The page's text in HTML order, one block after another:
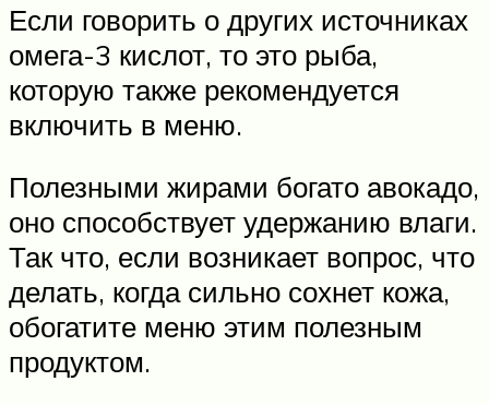
Если говорить о других источниках
омега-3 кислот, то это рыба,
которую также рекомендуется
включить в меню.
Полезными жирами богато авокадо,
оно способствует удержанию влаги.
Так что, если возникает вопрос, что
делать, когда сильно сохнет кожа,
обогатите меню этим полезным
продуктом.